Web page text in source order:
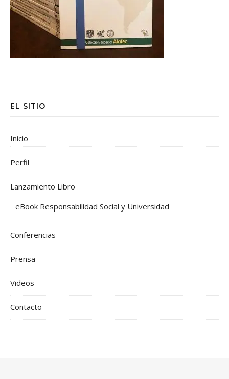
EL SITIO
Inicio
Perfil
Lanzamiento Libro
eBook Responsabilidad Social y Universidad
Conferencias
Prensa
Videos
Contacto